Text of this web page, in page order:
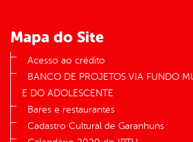
Mapa do Site
Acesso ao crédito
BANCO DE PROJETOS VIA FUNDO
E DO ADOLESCENTE
Bares e restaurantes
Cadastro Cultural de Garanhuns